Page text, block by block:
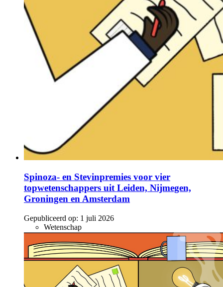
Spinoza- en Stevinpremies voor vier
topwetenschappers uit Leiden, Nijmegen,
Groningen en Amsterdam
Gepubliceerd op: 1 juli 2026
Wetenschap